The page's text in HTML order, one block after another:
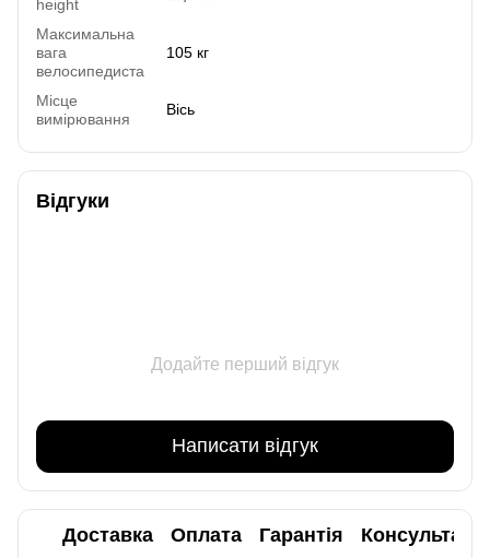
height
Максимальна
вага
велосипедиста
105 кг
Місце
вимірювання
Вісь
Відгуки
Додайте перший відгук
Написати відгук
Доставка Оплата Гарантія Консультація